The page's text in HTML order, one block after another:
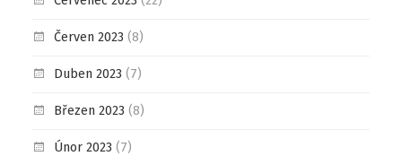
Červen 2023 (8)
Duben 2023 (7)
Březen 2023 (8)
Únor 2023 (7)